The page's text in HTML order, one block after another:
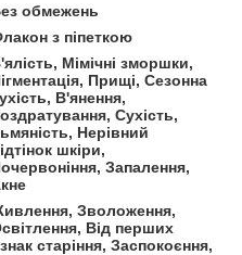
обмежень
з піпеткою
Мімічні зморшки,
Прищі, Сезонна
В'янення,
Сухість,
Нерівний
шкіри,
Запалення,
Зволоження,
Від перших
старіння, Заспокоєння,